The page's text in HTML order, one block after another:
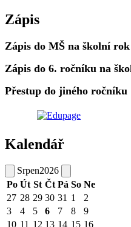
Zápis
Zápis do MŠ na školní rok
Zápis do 6. ročníku na
Přestup do jiného ročníku
Kalendář
Srpen2026
Po Út St Čt Pá So Ne
27 28 29 30 31 1
2
3
4 5 6 7 8
9
10 11 12 13 14 15 16